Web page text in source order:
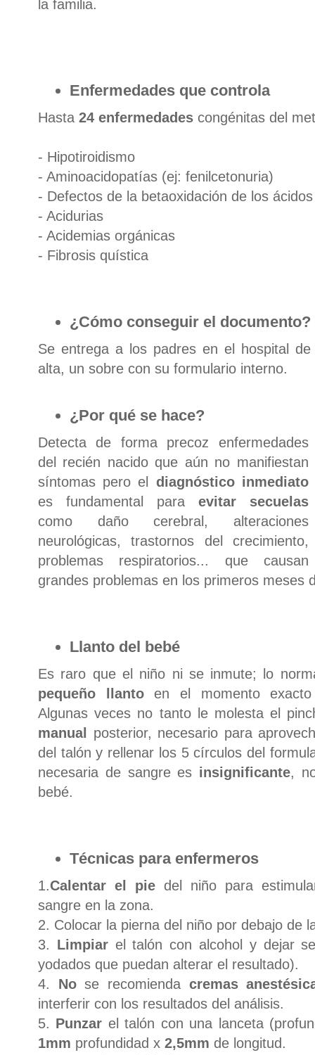
la familia.
Enfermedades que controla
Hasta 24 enfermedades congénitas del
- Hipotiroidismo
- Aminoacidopatías (ej: fenilcetonuria)
- Defectos de la betaoxidación de los
- Acidurias
- Acidemias orgánicas
- Fibrosis quística
¿Cómo conseguir el documento?
Se entrega a los padres en el hospital
alta, un sobre con su formulario interno.
¿Por qué se hace?
Detecta de forma precoz enfermedades
del recién nacido que aún no manifiestan
síntomas pero el diagnóstico inmediato
es fundamental para evitar secuelas
como daño cerebral, alteraciones
neurológicas, trastornos del crecimiento,
problemas respiratorios... que causan
grandes problemas en los primeros meses
Llanto del bebé
Es raro que el niño ni se inmute; lo
pequeño llantoen el momento exacto
Algunas veces no tanto le molesta el
manual posterior, necesario para
del talón y rellenar los 5 círculos del
necesaria de sangre es insignificante,
bebé.
Técnicas para enfermeros
1.Calentar el pie del niño para
sangre en la zona.
2. Colocar la pierna del niño por debajo de
3. Limpiarel talón con alcohol y dejar
yodados que puedan alterar el resultado).
4. Nose recomienda cremas
interferir con los resultados del análisis.
5. Punzar el talón con una lanceta
1mm profundidad x 2,5mm de longitud.